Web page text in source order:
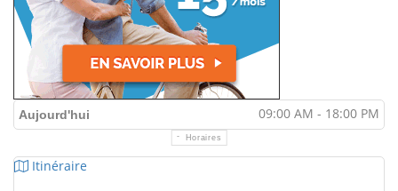
Aujourd'hui 09:00 AM - 18:00 PM
Horaires
Itinéraire